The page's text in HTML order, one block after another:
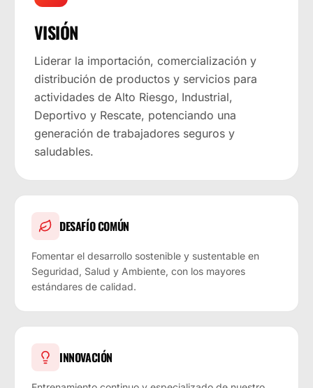
VISIÓN
Liderar la importación, comercialización y
distribución de productos y servicios para
actividades de Alto Riesgo, Industrial,
Deportivo y Rescate, potenciando una
generación de trabajadores seguros y
saludables.
DESAFÍO COMÚN
Fomentar el desarrollo sostenible y sustentable en
Seguridad, Salud y Ambiente, con los mayores
estándares de calidad.
INNOVACIÓN